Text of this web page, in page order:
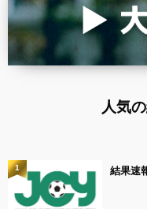
人気
結果速
1